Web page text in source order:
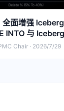
面增强
INTO 与
Chair · 2026/7/29